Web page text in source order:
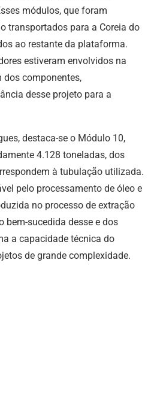
módulos, que foram
transportados para a Coreia do
ao restante da plataforma.
estiveram envolvidos na
componentes,
desse projeto para a
destaca-se o Módulo 10,
4.128 toneladas, dos
à tubulação utilizada.
pelo processamento de óleo e
no processo de extração
bem-sucedida desse e dos
a capacidade técnica do
de grande complexidade.